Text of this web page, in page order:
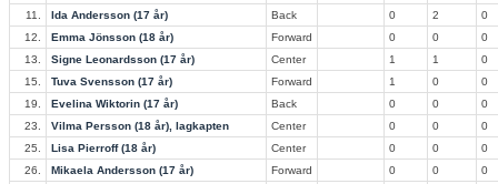
11.
Ida Andersson (17 år) Back 0 2
0
12.
Emma Jönsson (18 år) Forward 0 0
0
13.
Signe Leonardsson (17 år) Center 1 1
0
15.
Tuva Svensson (17 år) Forward 1 0
0
19.
Evelina Wiktorin (17 år) Back 0 0
0
23.
Vilma Persson (18 år), lagkapten Center 0 0
0
25.
Lisa Pierroff (18 år) Center 0 0
0
26.
Mikaela Andersson (17 år) Forward 0 0
0